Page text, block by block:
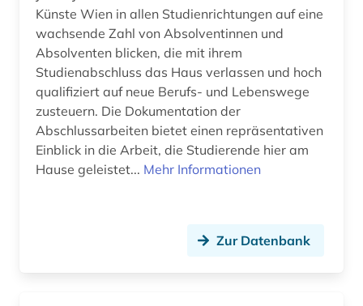
bibliothèque royale albert i. (2)
bildarchiv (1)
bilddatenbank (1)
bildungsgeschichte (1)
bildungswesen (1)
Künste Wien in allen Studienrichtungen auf eine
wachsende Zahl von Absolventinnen und
Absolventen blicken, die mit ihrem
Studienabschluss das Haus verlassen und hoch
qualifiziert auf neue Berufs- und Lebenswege
zusteuern. Die Dokumentation der
Abschlussarbeiten bietet einen repräsentativen
Einblick in die Arbeit, die Studierende hier am
Hause geleistet... Mehr Informationen
Zur Datenbank